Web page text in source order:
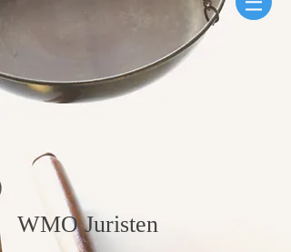
WMO Juristen